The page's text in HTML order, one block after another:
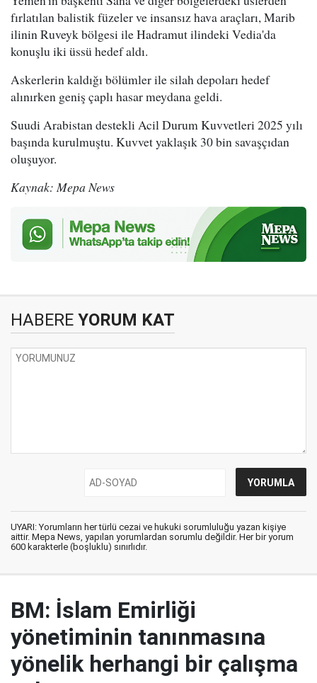
fırlatılan balistik füzeler ve insansız hava araçları, Marib
ilinin Ruveyk bölgesi ile Hadramut ilindeki Vedia'da
konuşlu iki üssü hedef aldı.
Askerlerin kaldığı bölümler ile silah depoları hedef
alınırken geniş çaplı hasar meydana geldi.
Suudi Arabistan destekli Acil Durum Kuvvetleri 2025 yılı
başında kurulmuştu. Kuvvet yaklaşık 30 bin savaşçıdan
oluşuyor.
Kaynak: Mepa News
HABERE YORUM KAT
UYARI: Yorumların her türlü cezai ve hukuki sorumluluğu yazan kişiye
aittir. Mepa News, yapılan yorumlardan sorumlu değildir. Her bir yorum
600 karakterle (boşluklu) sınırlıdır.
BM: İslam Emirliği
yönetiminin tanınmasına
yönelik herhangi bir çalışma